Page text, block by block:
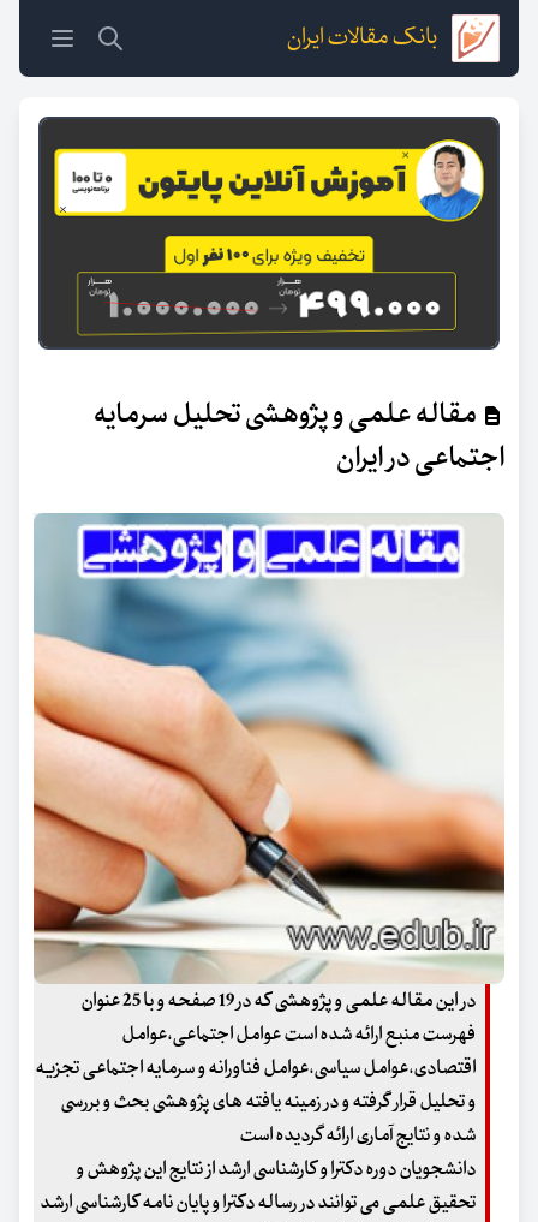
بانک مقالات ایران
مقاله علمی و پژوهشی تحلیل سرمایه
اجتماعی در ایران
در این مقاله علمی و پژوهشی که در 19 صفحه و با 25 عنوان
فهرست منبع ارائه شده است عوامل اجتماعی،عوامل
اقتصادی،عوامل سیاسی،عوامل فناورانه و سرمایه اجتماعی تجزیه
و تحلیل قرار گرفته و در زمینه یافته های پژوهشی بحث و بررسی
شده و نتایج آماری ارائه گردیده است
دانشجویان دوره دکترا و کارشناسی ارشد از نتایج این پژوهش و
تحقیق علمی می توانند در رساله دکترا و پایان نامه کارشناسی ارشد